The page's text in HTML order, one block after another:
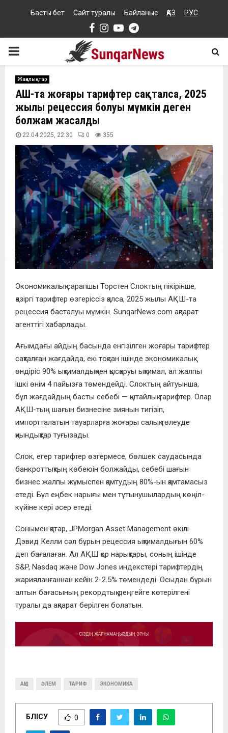
Басты бет Сайт туралы Байланыс ҚАЗ РУС
Facebook
Instagram
YoutubeTelegram
PRIMARY
MENU
Жаңалықтар
АҚШ-та жоғары тарифтер сақталса, 2025
жылы рецессия болуы мүмкін деген
болжам жасалды
22.04.2025, 22:30 0 355
Экономикалық сарапшы Торстен Слоктың пікірінше,
қазіргі тарифтер өзгеріссіз қалса, 2025 жылы АҚШ-та
рецессия басталуы мүмкін. SunqarNews.com ақпарат
агенттігі хабарлады.
Ағымдағы айдың басында енгізілген жоғары тарифтер
сақталған жағдайда, екі тоқсан ішінде экономикалық
өндіріс 90% ықтималдықпен қысқаруы ықтимал, ал жалпы
ішкі өнім 4 пайызға төмендейді. Слоктың айтуынша,
бұл жағдайдың басты себебі — қытайлық тарифтер. Олар
АҚШ-тың шағын бизнесіне зиянын тигізіп,
импортталатын тауарларға жоғары салық төлеуде
қиындықтар туғызады.
Слок, егер тарифтер өзгермесе, бөлшек саудасында
банкроттықтың көбеюін болжайды, себебі шағын
бизнес жалпы жұмыспен қамтудың 80%-ын қамтамасыз
етеді. Бұл еңбек нарығы мен тұтынушылардың көңіл-
күйіне кері әсер етеді.
Сонымен қатар, JPMorgan Asset Management өкілі
Дэвид Келли сәл бұрын рецессия ықтималдығын 60%
деп бағалаған. Ал АҚШ қор нарықтары, соның ішінде
S&P, Nasdaq және Dow Jones индекстері тарифтердің
жарияланғаннан кейін 2-2.5% төмендеді. Осыдан бұрын
алтын бағасының рекордтық деңгейге көтерілгені
туралы да ақпарат берілген болатын.
АҚШ ӘЛЕМ ТАРИФ ЭКОНОМИКА
БӨЛІСУ 0